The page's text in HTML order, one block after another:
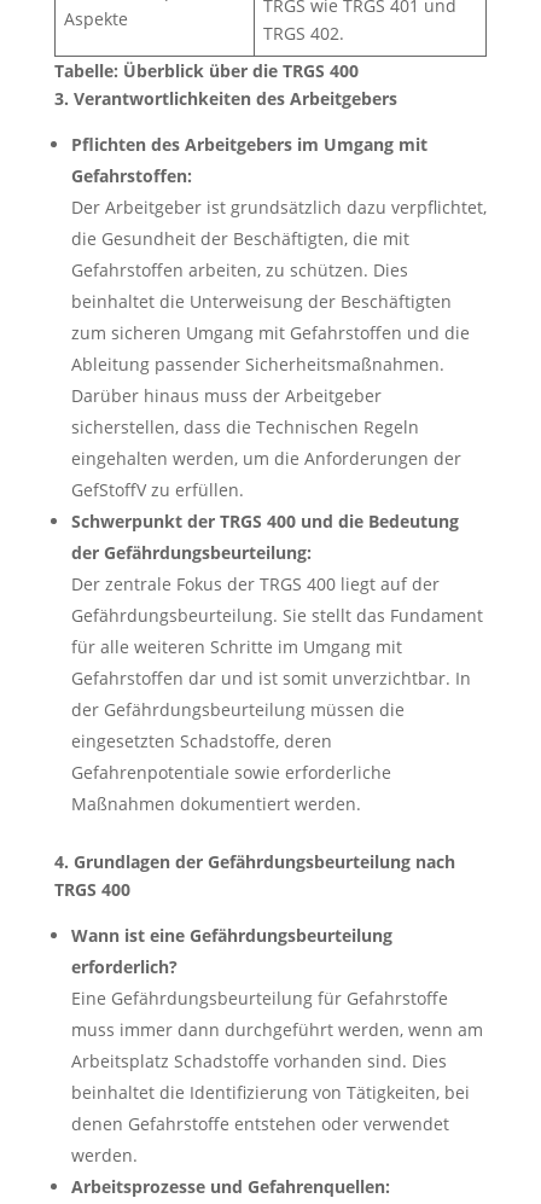
Aspekte
TRGS wie TRGS 401 und
TRGS 402.
Tabelle: Überblick über die TRGS 400
3. Verantwortlichkeiten des Arbeitgebers
Pflichten des Arbeitgebers im Umgang mit
Gefahrstoffen:
Der Arbeitgeber ist grundsätzlich dazu verpflichtet,
die Gesundheit der Beschäftigten, die mit
Gefahrstoffen arbeiten, zu schützen. Dies
beinhaltet die Unterweisung der Beschäftigten
zum sicheren Umgang mit Gefahrstoffen und die
Ableitung passender Sicherheitsmaßnahmen.
Darüber hinaus muss der Arbeitgeber
sicherstellen, dass die Technischen Regeln
eingehalten werden, um die Anforderungen der
GefStoffV zu erfüllen.
Schwerpunkt der TRGS 400 und die Bedeutung
der Gefährdungsbeurteilung:
Der zentrale Fokus der TRGS 400 liegt auf der
Gefährdungsbeurteilung. Sie stellt das Fundament
für alle weiteren Schritte im Umgang mit
Gefahrstoffen dar und ist somit unverzichtbar. In
der Gefährdungsbeurteilung müssen die
eingesetzten Schadstoffe, deren
Gefahrenpotentiale sowie erforderliche
Maßnahmen dokumentiert werden.
4. Grundlagen der Gefährdungsbeurteilung nach
TRGS 400
Wann ist eine Gefährdungsbeurteilung
erforderlich?
Eine Gefährdungsbeurteilung für Gefahrstoffe
muss immer dann durchgeführt werden, wenn am
Arbeitsplatz Schadstoffe vorhanden sind. Dies
beinhaltet die Identifizierung von Tätigkeiten, bei
denen Gefahrstoffe entstehen oder verwendet
werden.
Arbeitsprozesse und Gefahrenquellen: